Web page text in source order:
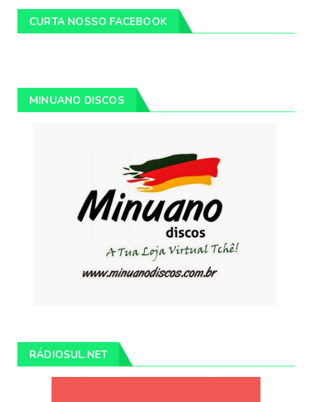
CURTA NOSSO FACEBOOK
MINUANO DISCOS
RÁDIOSUL.NET